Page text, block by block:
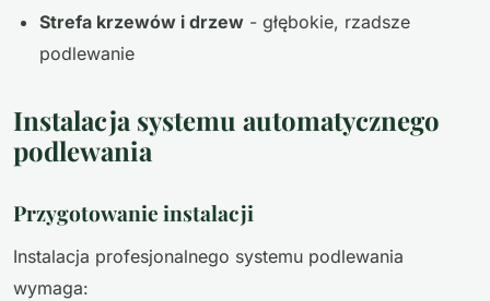
Strefa krzewów i drzew - głębokie, rzadsze
podlewanie
Instalacja systemu automatycznego
podlewania
Przygotowanie instalacji
Instalacja profesjonalnego systemu podlewania
wymaga: